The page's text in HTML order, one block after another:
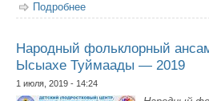
Подробнее
Народный фольклорный
Ысыахе Туймаады — 2019
1 июля, 2019 - 14:24